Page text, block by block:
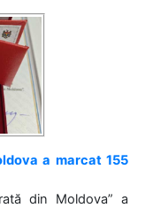
a marcat 155
din Moldova” a